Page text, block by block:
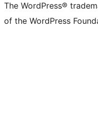
The WordPress®
of the WordPress